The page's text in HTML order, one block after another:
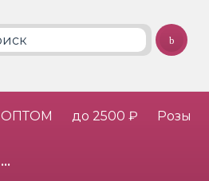
ОПТОМ до 2500 ₽ Розы
•••